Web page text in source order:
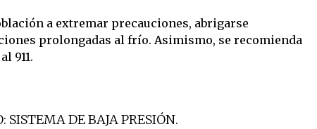
a extremar precauciones, abrigarse
prolongadas al frío. Asimismo, se recomienda
911.
SISTEMA DE BAJA PRESIÓN.